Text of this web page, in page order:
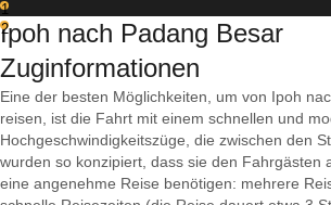
1
2
Ipoh nach Padang Besar
Zuginformationen
Eine der besten Möglichkeiten, um von Ipoh
reisen, ist die Fahrt mit einem schnellen und
Hochgeschwindigkeitszüge, die zwischen den
wurden so konzipiert, dass sie den Fahrgästen
eine angenehme Reise benötigen: mehrere